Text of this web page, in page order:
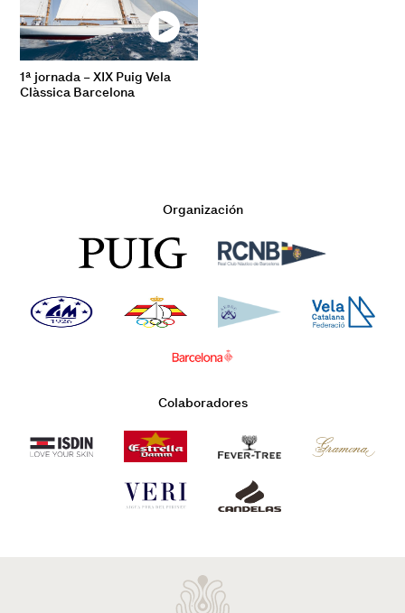
1ª jornada – XIX Puig Vela
Clàssica Barcelona
Organización
Colaboradores